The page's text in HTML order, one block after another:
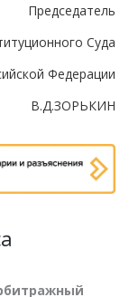
Председатель
Суда
Федерации
В.Д.ЗОРЬКИН